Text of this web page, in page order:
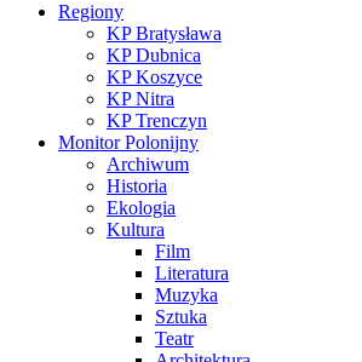
Regiony
KP Bratysława
KP Dubnica
KP Koszyce
KP Nitra
KP Trenczyn
Monitor Polonijny
Archiwum
Historia
Ekologia
Kultura
Film
Literatura
Muzyka
Sztuka
Teatr